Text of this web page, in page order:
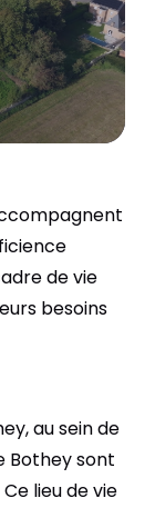
de vie
besoins
au sein de
Bothey sont
lieu de vie